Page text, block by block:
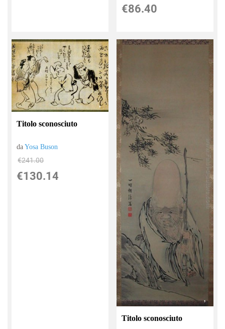
€86.40
Titolo sconosciuto
daYosa Buson
€241.00
€130.14
Titolo sconosciuto